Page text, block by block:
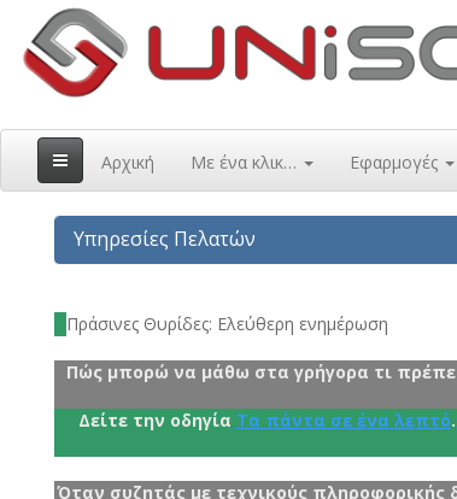
Αρχική Με ένα κλικ… Εφαρμογές
Υπηρεσίες Πελατών
Πράσινες Θυρίδες: Ελεύθερη ενημέρωση
Πώς μπορώ να μάθω στα γρήγορα τι
Δείτε την οδηγία Τα πάντα σε ένα λεπτό
Όταν συζητάς με τεχνικούς